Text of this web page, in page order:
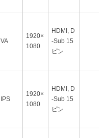
VA
1920×
1080
HDMI, D
-Sub 15
ピン
IPS
1920×
1080
HDMI, D
-Sub 15
ピン